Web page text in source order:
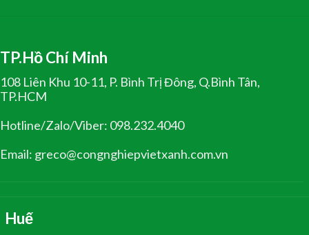
TP.Hồ Chí Minh
108 Liên Khu 10-11, P. Bình Trị Đông, Q.Bình Tân,
TP.HCM
Hotline/Zalo/Viber: 098.232.4040
Email: greco@congnghiepvietxanh.com.vn
Huế